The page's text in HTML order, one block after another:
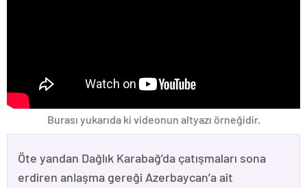
Burası yukarıda ki videonun altyazı örneğidir.
Öte yandan Dağlık Karabağ’da çatışmaları sona
erdiren anlaşma gereği Azerbaycan’a ait